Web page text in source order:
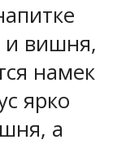
и вишня,
намек
ярко
а